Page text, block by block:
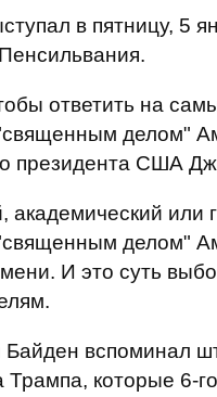
в пятницу, 5
ответить на
делом"
президента США
академический или
делом"
И это суть
вспоминал
Трампа, которые 6-